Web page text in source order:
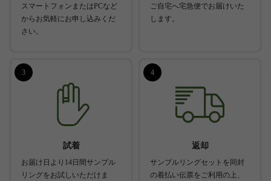
スマートフォンまたはPCなど
からお気軽にお申し込みくだ
さい。
ご自宅へ宅急便でお届けいた
します。
3
試着
お届け日より14日間サンプル
リングをお試しいただけま
4
返却
サンプルリングセットを同封
の着払い伝票をご利用の上、